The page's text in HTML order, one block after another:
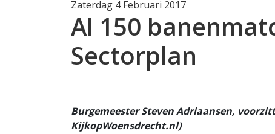
Zaterdag 4 Februari 2017
Al 150
Sectorplan
Burgemeester Steven Adriaansen,
KijkopWoensdrecht.nl)